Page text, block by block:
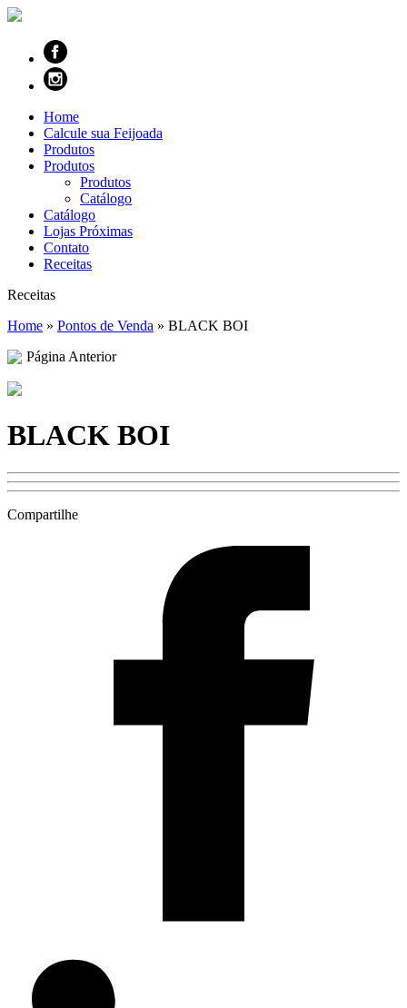
Home
Calcule sua Feijoada
Produtos
Produtos
Produtos
Catálogo
Catálogo
Lojas Próximas
Contato
Receitas
Receitas
Home » Pontos de Venda » BLACK BOI
Página Anterior
BLACK BOI
Compartilhe